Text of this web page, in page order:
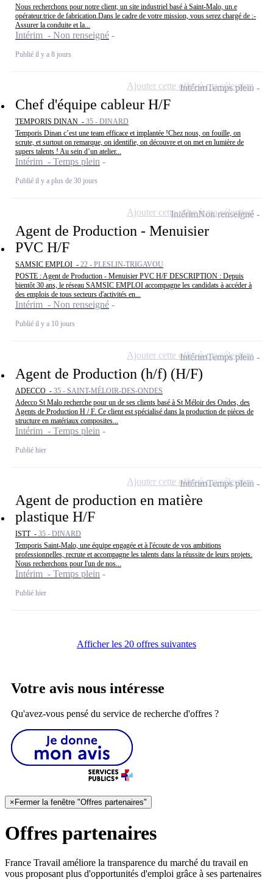
Nous recherchons pour notre client, un site industriel basé à Saint-Malo, un.e
opérateur.trice de fabrication.Dans le cadre de votre mission, vous serez chargé de :-
Assurer la conduite et la...
Intérim - Non renseigné
Publié il y a 8 jours
Chef d'équipe cableur H/F
TEMPORIS DINAN - 35 - DINARD
Temporis Dinan c’est une team efficace et implantée !Chez nous, on fouille, on
scrute, et surtout on remarque, on identifie, on découvre et on met en lumière de
supers talents ! Au sein d’un atelier...
Intérim - Temps plein
Publié il y a plus de 30 jours
IntérimTemps plein
Ajouter cette offre à ma sélection
Agent de Production - Menuisier
PVC H/F
SAMSIC EMPLOI - 22 - PLESLIN-TRIGAVOU
POSTE : Agent de Production - Menuisier PVC H/F DESCRIPTION : Depuis
bientôt 30 ans, le réseau SAMSIC EMPLOI accompagne les candidats à accéder à
des emplois de tous secteurs d'activités en...
Intérim - Non renseigné
Publié il y a 10 jours
IntérimNon renseigné
Ajouter cette offre à ma sélection
Agent de Production (h/f) (H/F)
ADECCO - 35 - SAINT-MÉLOIR-DES-ONDES
Adecco St Malo recherche pour un de ses clients basé à St Méloir des Ondes, des
Agents de Production H / F. Ce client est spécialisé dans la production de pièces de
structure en matériaux composites...
Intérim - Temps plein
Publié hier
IntérimTemps plein
Ajouter cette offre à ma sélection
Agent de production en matière
plastique H/F
ISTT - 35 - DINARD
Temporis Saint-Malo, une équipe engagée et à l'écoute de vos ambitions
professionnelles, recrute et accompagne les talents dans la réussite de leurs projets.
Nous recherchons pour l'un de nos...
Intérim - Temps plein
Publié hier
IntérimTemps plein
Ajouter cette offre à ma sélection
Afficher les 20 offres suivantes
Votre avis nous intéresse
Qu'avez-vous pensé du service de recherche d'offres ?
× Fermer la fenêtre "Offres partenaires"
Offres partenaires
France Travail améliore la transparence du marché du travail en
vous proposant plus d'opportunités d'emploi grâce à ses partenaires